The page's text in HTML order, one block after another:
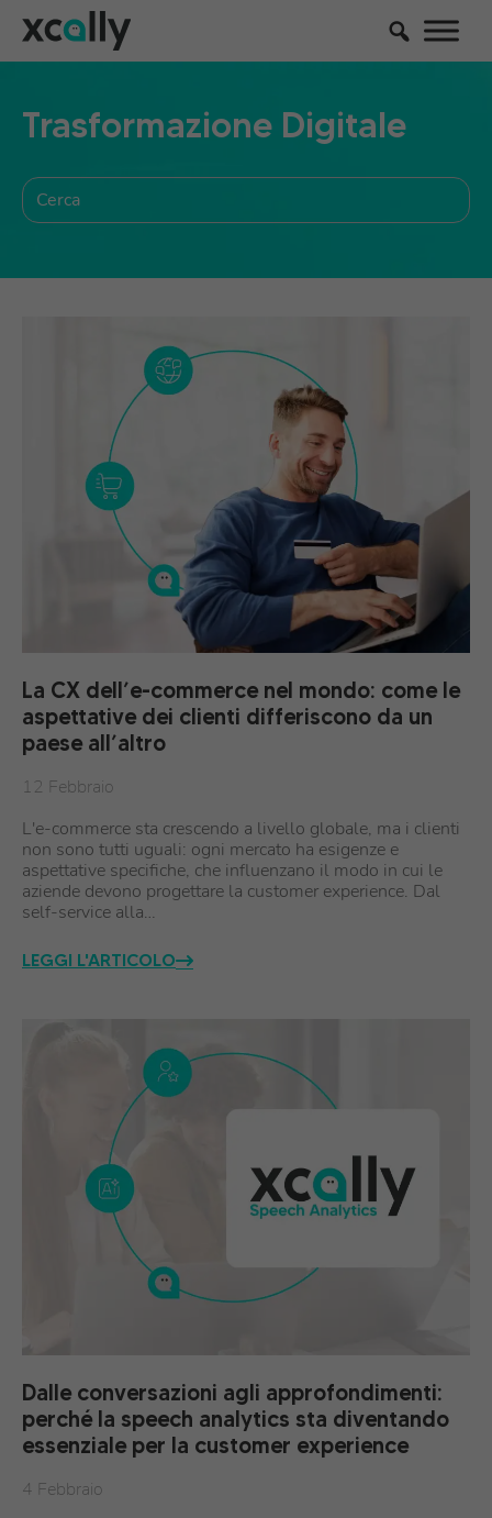
Trasformazione Digitale
La CX dell’e-commerce nel mondo: come le
aspettative dei clienti differiscono da un
paese all’altro
12 Febbraio
L'e-commerce sta crescendo a livello globale, ma i clienti
non sono tutti uguali: ogni mercato ha esigenze e
aspettative specifiche, che influenzano il modo in cui le
aziende devono progettare la customer experience. Dal
self-service alla…
LEGGI L'ARTICOLO
Dalle conversazioni agli approfondimenti:
perché la speech analytics sta diventando
essenziale per la customer experience
4 Febbraio